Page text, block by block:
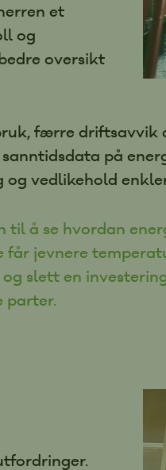
et
og
oversikt
færre driftsavvik
på
vedlikehold
å se hvordan
får jevnere
slett en
parter.